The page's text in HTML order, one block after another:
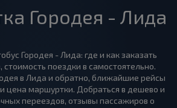
Городея - Лида
Городея - Лида: где и как заказать
стоимость поездки в самостоятельно.
в Лида и обратно, ближайшие рейсы
цена маршуртки. Добраться в дешево и
переездов, отзывы пассажиров о